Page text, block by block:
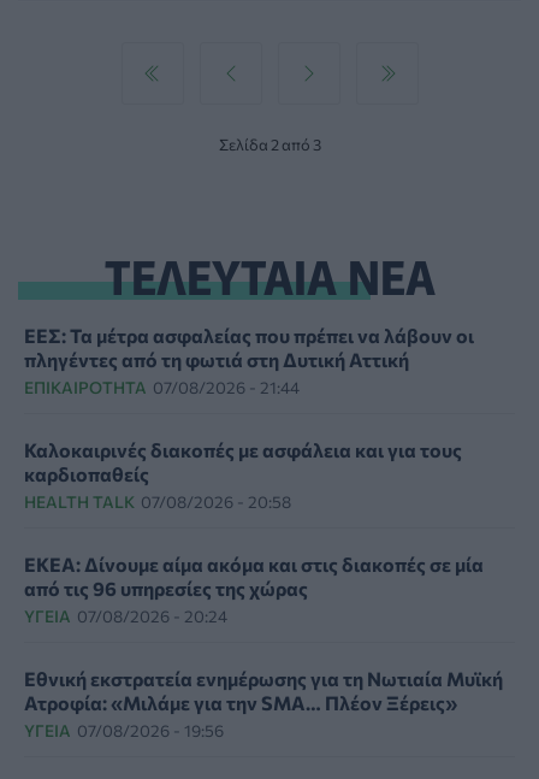
Σελίδα 2 από 3
ΤΕΛΕΥΤΑΙΑ ΝΕΑ
ΕΕΣ: Τα μέτρα ασφαλείας που πρέπει να λάβουν οι
πληγέντες από τη φωτιά στη Δυτική Αττική
ΕΠΙΚΑΙΡΌΤΗΤΑ 07/08/2026 - 21:44
Καλοκαιρινές διακοπές με ασφάλεια και για τους
καρδιοπαθείς
HEALTH TALK 07/08/2026 - 20:58
ΕΚΕΑ: Δίνουμε αίμα ακόμα και στις διακοπές σε μία
από τις 96 υπηρεσίες της χώρας
ΥΓΕΊΑ 07/08/2026 - 20:24
Εθνική εκστρατεία ενημέρωσης για τη Νωτιαία Μυϊκή
Ατροφία: «Μιλάμε για την SMA… Πλέον Ξέρεις»
ΥΓΕΊΑ 07/08/2026 - 19:56